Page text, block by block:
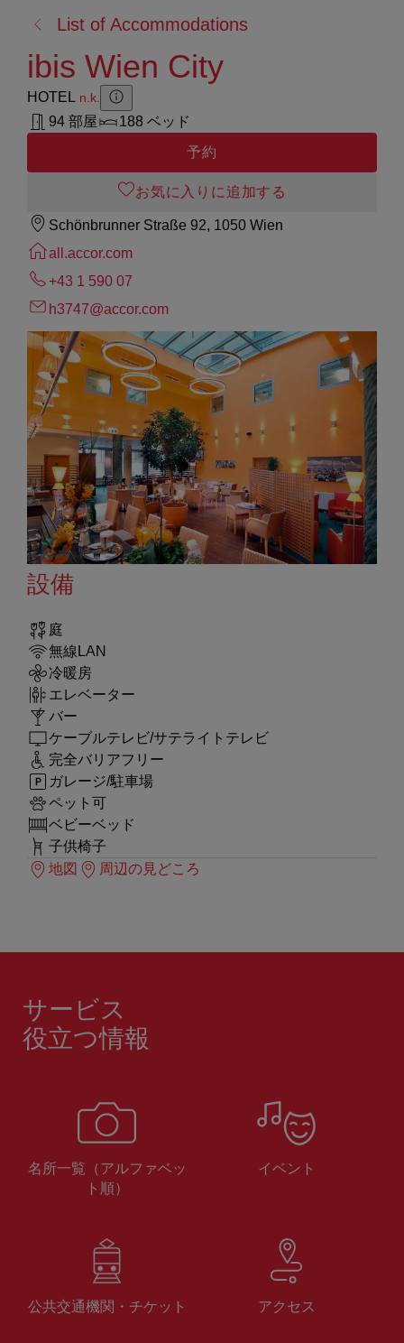
る:
List of Accommodations
ibis Wien City
HOTEL n.k.
Zusatzinformation anzeigen
Zusatzinformation ausblenden
94 部屋
188 ベッド
予約
お気に入りに追加する
Schönbrunner Straße 92, 1050 Wien
all.accor.com
+43 1 590 07
h3747@accor.com
設備
庭
無線LAN
冷暖房
エレベーター
バー
ケーブルテレビ/サテライトテレビ
完全バリアフリー
ガレージ/駐車場
ペット可
ベビーベッド
子供椅子
地図
周辺の見どころ
サービス
役立つ情報
名所一覧（アルファベッ
ト順）
イベント
公共交通機関・チケット アクセス